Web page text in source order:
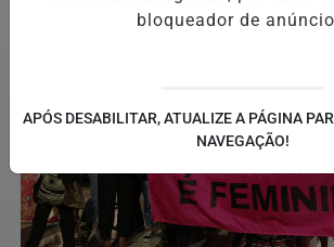
bloqueador de
APÓS DESABILITAR, ATUALIZE A PÁGINA
NAVEGAÇÃO!